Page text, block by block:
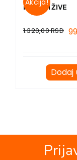
Akcija!
ISCELITI ŽIVE
1.320,00RSD
Dodaj